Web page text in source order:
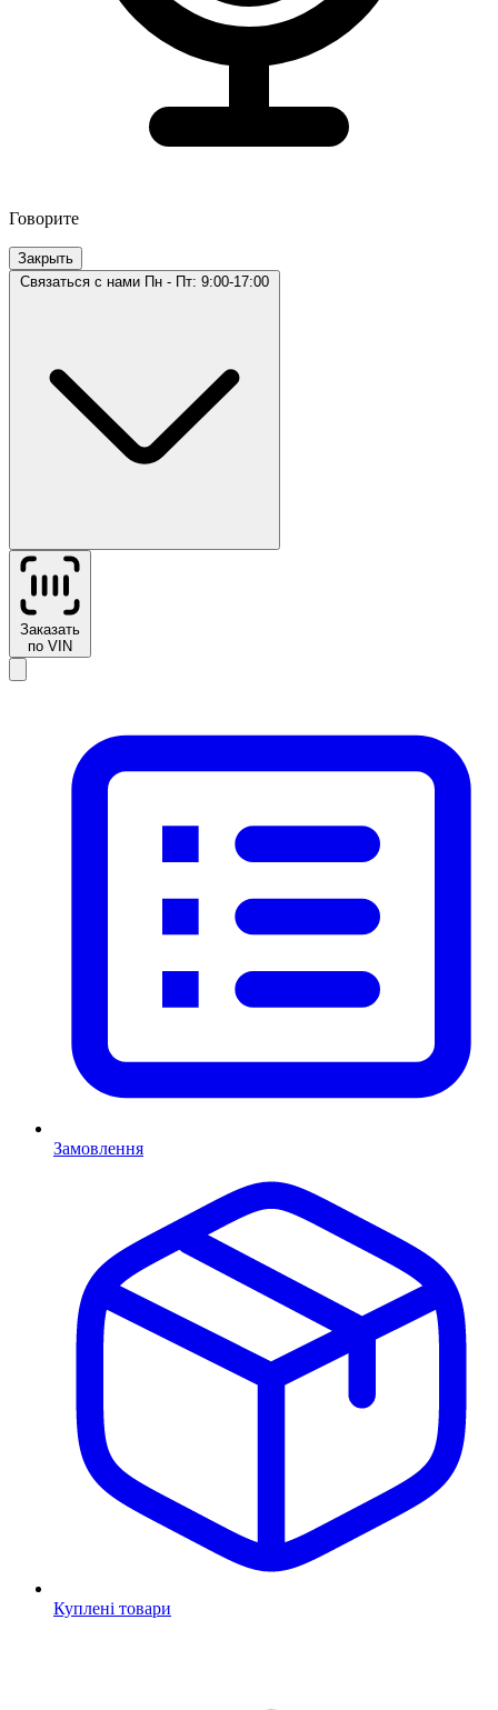
Говорите
Закрыть
Связаться с нами Пн - Пт: 9:00-17:00
Заказать
по VIN
Замовлення
Куплені товари